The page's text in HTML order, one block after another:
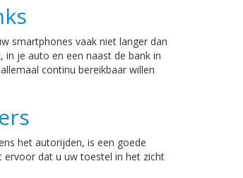
smartphones vaak niet langer dan
je auto en een naast de bank in
continu bereikbaar willen
het autorijden, is een goede
dat u uw toestel in het zicht